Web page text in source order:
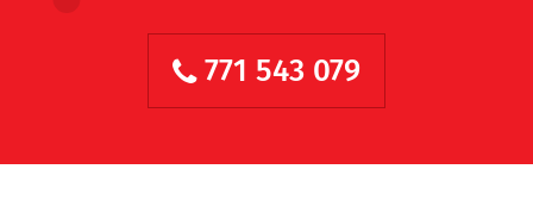
771 543 079